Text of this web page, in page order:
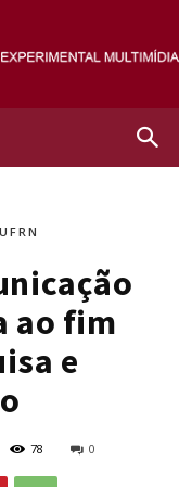
UFRN
ao fim
e
78 0